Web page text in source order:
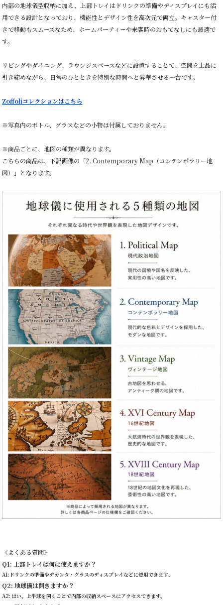
内部の地球儀型収納に加え、上部トレイはドリンクの準備やディスプレイにも活
用できる設計となっており、機能性とデザイン性を高次元で両立。キャスター付
きで移動もスムーズなため、ホームパーティーや来客時のおもてなしにも最適で
す。
リビングやダイニング、ラウンジスペースなどに設置することで、空間を上品に
引き締めながら、日常のひとときを特別な時間へと昇華させる一台です。
Zoffoliコレクションはこちら
※写真内のボトル、グラスなどの小物は付属しておりません。
※商品ごとに、地図の種類が異なります。
こちらの商品は、下記画像の「2. Contemporary Map（コンテンポラリー地
図）」となります。
《よくある質問》
Q1: 上部トレイは何に使えますか？
A1:ドリンクの準備やデカンタ・グラスのディスプレイなどに使用できます。
Q2: 地球儀は開きますか？
A2: はい。上半球を開くことで内部の収納スペースにアクセスできます。